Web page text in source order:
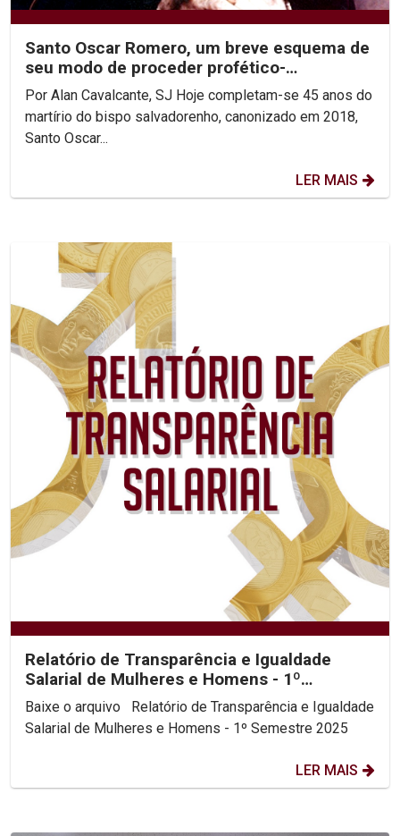
Santo Oscar Romero, um breve esquema de
seu modo de proceder profético-
reconciliador.
Por Alan Cavalcante, SJ Hoje completam-se 45 anos do
martírio do bispo salvadorenho, canonizado em 2018,
Santo Oscar...
LER MAIS
Relatório de Transparência e Igualdade
Salarial de Mulheres e Homens - 1º
Semestre 2025
Baixe o arquivo Relatório de Transparência e Igualdade
Salarial de Mulheres e Homens - 1º Semestre 2025
LER MAIS